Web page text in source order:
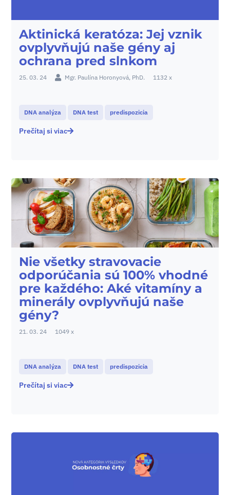
Aktinická keratóza: Jej vznik
ovplyvňujú naše gény aj
ochrana pred slnkom
25. 03. 24 Mgr. Paulína Horonyová, PhD. 1132 x
DNA analýza DNA test predispozicia
Prečítaj si viac
Nie všetky stravovacie
odporúčania sú 100% vhodné
pre každého: Aké vitamíny a
minerály ovplyvňujú naše
gény?
21. 03. 24 1049 x
DNA analýza DNA test predispozicia
Prečítaj si viac